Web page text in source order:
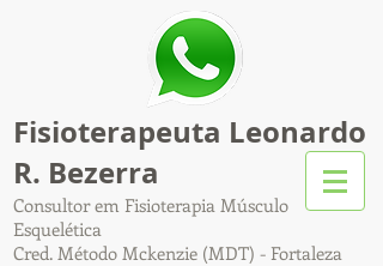
Fisioterapeuta Leonardo
R. Bezerra
Consultor em Fisioterapia Músculo
Esquelética
Cred. Método Mckenzie (MDT) - Fortaleza